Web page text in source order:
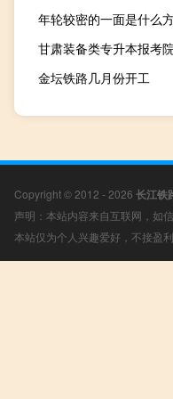
年轮较密的一面是什么
甘肃装备类专升本报考
金坛铁路几月份开工
Copyright © 2012 - 2026 长江铁
声明：本站内容来自互联网，如
本站仅为个人兴趣爱好，不接盈